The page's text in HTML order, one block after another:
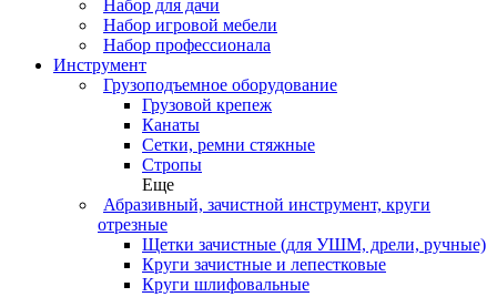
Набор для дачи
Набор игровой мебели
Набор профессионала
Инструмент
Грузоподъемное оборудование
Грузовой крепеж
Канаты
Сетки, ремни стяжные
Стропы
Еще
Абразивный, зачистной инструмент, круги
отрезные
Щетки зачистные (для УШМ, дрели, ручные)
Круги зачистные и лепестковые
Круги шлифовальные